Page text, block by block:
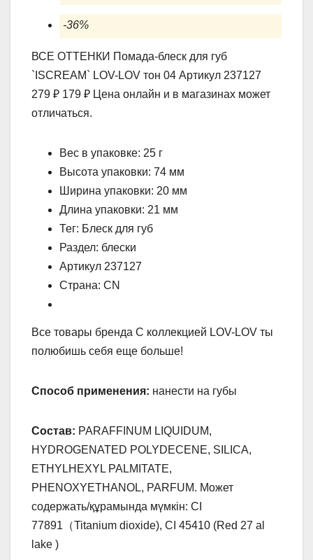
-36%
ВСЕ ОТТЕНКИ Помада-блеск для губ
`ISCREAM` LOV-LOV тон 04 Артикул 237127
279 ₽ 179 ₽ Цена онлайн и в магазинах может
отличаться.
Вес в упаковке: 25 г
Высота упаковки: 74 мм
Ширина упаковки: 20 мм
Длина упаковки: 21 мм
Тег: Блеск для губ
Раздел: блески
Артикул 237127
Страна: CN
Все товары бренда С коллекцией LOV-LOV ты
полюбишь себя еще больше!
Способ применения: нанести на губы
Состав: PARAFFINUM LIQUIDUM,
HYDROGENATED POLYDECENE, SILICA,
ETHYLHEXYL PALMITATE,
PHENOXYETHANOL, PARFUM. Может
содержать/құрамында мүмкін: CI
77891（Titanium dioxide), CI 45410 (Red 27 al
lake )